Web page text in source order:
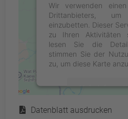
Wir verwenden
Drittanbieters, um
einzubetten. Dieser
zu Ihren Aktivitäten
lesen Sie die
stimmen Sie der
zu, um diese Karte
Mehr
Akzeptieren
Service
Datenblatt ausdrucken